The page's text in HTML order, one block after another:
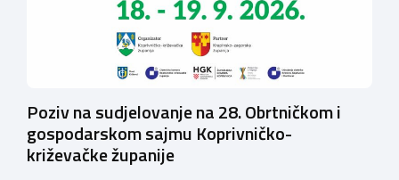
Poziv na sudjelovanje na 28. Obrtničkom i
gospodarskom sajmu Koprivničko-
križevačke županije